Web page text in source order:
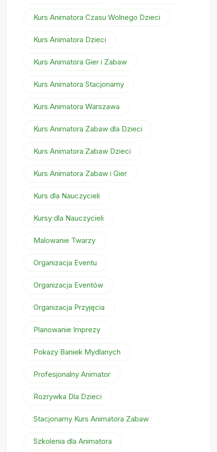
Kurs Animatora Czasu Wolnego Dzieci
Kurs Animatora Dzieci
Kurs Animatora Gier i Zabaw
Kurs Animatora Stacjonarny
Kurs Animatora Warszawa
Kurs Animatora Zabaw dla Dzieci
Kurs Animatora Zabaw Dzieci
Kurs Animatora Zabaw i Gier
Kurs dla Nauczycieli
Kursy dla Nauczycieli
Malowanie Twarzy
Organizacja Eventu
Organizacja Eventów
Organizacja Przyjęcia
Planowanie Imprezy
Pokazy Baniek Mydlanych
Profesjonalny Animator
Rozrywka Dla Dzieci
Stacjonarny Kurs Animatora Zabaw
Szkolenia dla Animatora